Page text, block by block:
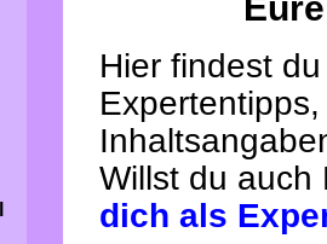
Hier findest
Willst du
dich als